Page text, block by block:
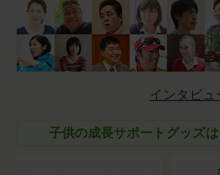
インタビュ
子供の成長サポートグッズ